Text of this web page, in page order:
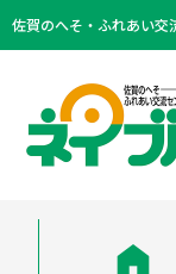
佐賀のへそ・ふれあい交